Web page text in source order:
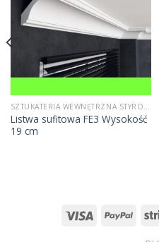
SZTUKATERIA WEWNĘTRZNA STYROPIANOWA
Listwa sufitowa FE3 Wysokość
19 cm